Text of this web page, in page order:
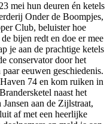
mei hun deuren én ketels
Onder de Boompjes,
Club, beluister hoe
bijen redt en doe er mee
je aan de prachtige ketels
conservator door het
eeuwen geschiedenis.
74 en kom ruiken in
naast het
aan de Zijlstraat,
af met een heerlijke